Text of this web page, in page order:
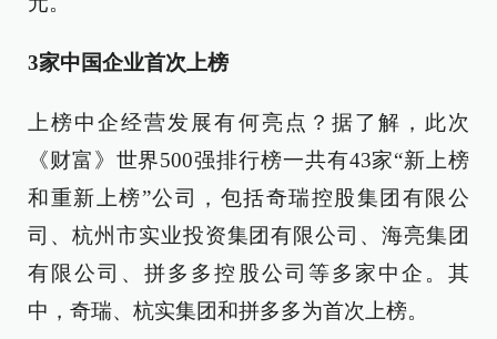
3家中国企业首次上榜
上榜中企经营发展有何亮点？据了解，此次
《财富》世界500强排行榜一共有43家“新上榜
和重新上榜”公司，包括奇瑞控股集团有限公
司、杭州市实业投资集团有限公司、海亮集团
有限公司、拼多多控股公司等多家中企。其
中，奇瑞、杭实集团和拼多多为首次上榜。